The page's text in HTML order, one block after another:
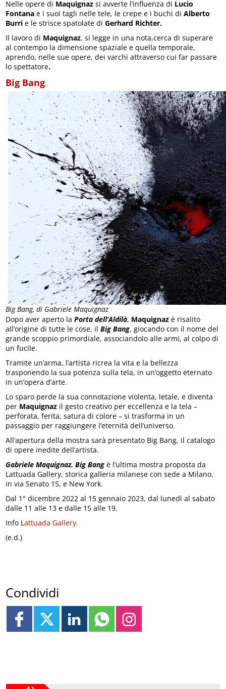
Nelle opere di Maquignaz si avverte l’influenza di Lucio
Fontana e i suoi tagli nelle tele, le crepe e i buchi di Alberto
Burri e le strisce spatolate diGerhard Richter.
Il lavoro di Maquignaz, si legge in una nota,cerca di superare
al contempo la dimensione spaziale e quella temporale,
aprendo, nelle sue opere, dei varchi attraverso cui far passare
lo spettatore.
Big Bang
Big Bang, di Gabriele Maquignaz
Dopo aver aperto la Porta dell’Aldilà, Maquignaz è risalito
all’origine di tutte le cose, ilBig Bang, giocando con il nome del
grande scoppio primordiale, associandolo alle armi, al colpo di
un fucile.
Tramite un’arma, l’artista ricrea la vita e la bellezza
trasponendo la sua potenza sulla tela, in un’oggetto eternato
in un’opera d’arte.
Lo sparo perde la sua connotazione violenta, letale, e diventa
per Maquignaz il gesto creativo per eccellenza e la tela –
perforata, ferita, satura di colore – si trasforma in un
passaggio per raggiungere l’eternità dell’universo.
All’apertura della mostra sarà presentato Big Bang, il catalogo
di opere inedite dell’artista.
Gabriele Maquignaz. Big Bang è l’ultima mostra proposta da
Lattuada Gallery, storica galleria milanese con sede a Milano,
in via Senato 15, e New York.
Dal 1° dicembre 2022 al 15 gennaio 2023, dal lunedì al sabato
dalle 11 alle 13 e dalle 15 alle 19.
Info Lattuada Gallery.
(e.d.)
Condividi